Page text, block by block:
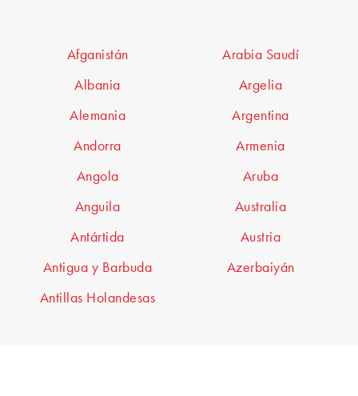
Afganistán
Albania
Alemania
Andorra
Angola
Anguila
Antártida
Antigua y Barbuda
Antillas Holandesas
Arabia Saudí
Argelia
Argentina
Armenia
Aruba
Australia
Austria
Azerbaiyán